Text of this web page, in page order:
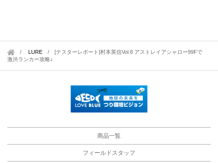
LURE /[テスターレポート]村本英信Vol.8 アストレイアシャロー99Fで
激渋ランカー攻略♪
商品一覧
フィールドスタッフ